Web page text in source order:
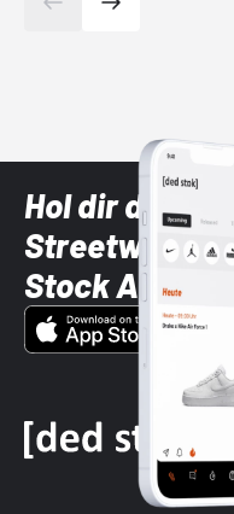
Hol dir die
Streetwear-
Stock App